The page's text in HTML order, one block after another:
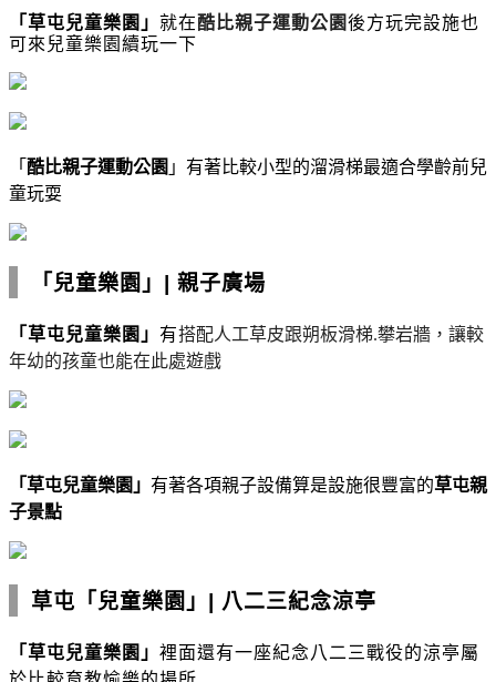
「 草屯兒童樂園 」 就在酷比親子運動公園後方玩完設施也
可來兒童樂園續玩一下
「 酷比親子運動公園 」有著比較小型的溜滑梯最適合學齡前兒
童玩耍
「兒童樂園」 親子廣場
「草屯兒童樂園 」 有搭配人工草皮跟朔板滑梯.攀岩牆，讓較
年幼的孩童也能在此處遊戲
「草屯兒童樂園」 有著各項親子設備算是設施很豐富的草屯親
子景點
草屯「兒童樂園」 八二三紀念涼亭
「草屯兒童樂園」 裡面還有一座紀念八二三戰役的涼亭屬